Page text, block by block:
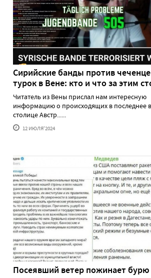
Сирийские банды против
турок в Вене: кто и что за этим
Читатель из Вены прислал нам интересную
информацию о происходящих в последнее
столице Австр......
12 ИЮЛЯ'2024
Посеявший ветер пожинает бурю